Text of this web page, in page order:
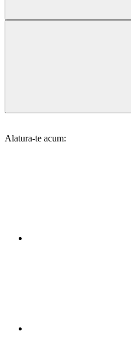
Alatura-te acum: